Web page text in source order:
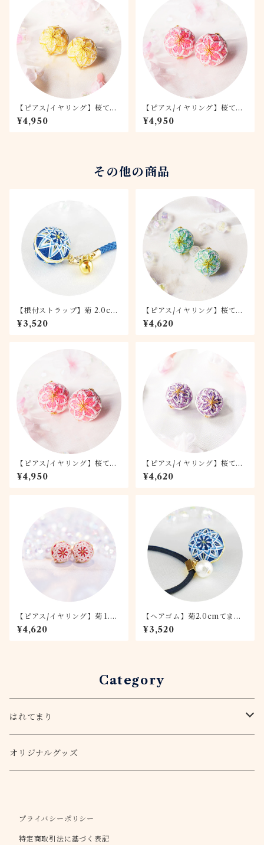
【ピアス/イヤリング】桜てま
り -月桜- 2.0
¥4,950
【ピアス/イヤリング】桜てま
り -桃桜- 2.0
¥4,950
その他の商品
【根付ストラップ】菊 2.0cm
てまり 富士
¥3,520
【ピアス/イヤリング】桜てま
り -若桜- 1.5
¥4,620
【ピアス/イヤリング】桜てま
り -桃桜- 2.0
¥4,950
【ピアス/イヤリング】桜てま
り -藤桜- 1.5
¥4,620
【ピアス/イヤリング】菊 1.5c
m 紅白
¥4,620
【ヘアゴム】菊2.0cmてまり
富士
¥3,520
Category
はれてまり
てまりキット
ピアス・イヤリング
ストラップ
オリジナルグッズ
プライバシーポリシー
特定商取引法に基づく表記